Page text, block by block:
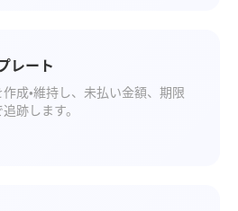
レート
成・維持し、未払い金額、期限
跡します。